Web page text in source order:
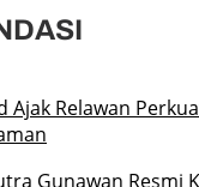
Ajak Relawan
Gunawan Resmi